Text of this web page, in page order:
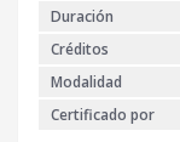
Duración
Créditos
Modalidad
Certificado por